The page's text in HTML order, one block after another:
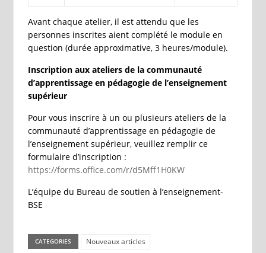
Avant chaque atelier, il est attendu que les
personnes inscrites aient complété le module en
question (durée approximative, 3 heures/module).
Inscription aux ateliers de la communauté
d’apprentissage en pédagogie de l’enseignement
supérieur
Pour vous inscrire à un ou plusieurs ateliers de la
communauté d’apprentissage en pédagogie de
l’enseignement supérieur, veuillez remplir ce
formulaire d’inscription :
https://forms.office.com/r/d5Mff1H0KW
L’équipe du Bureau de soutien à l’enseignement-
BSE
CATEGORIES Nouveaux articles